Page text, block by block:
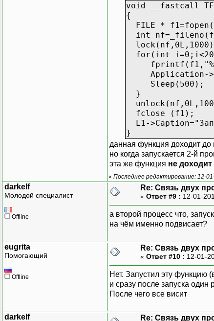
void __fastcall
{
FILE *
int
for(int
Application-
Sleep(500);
}
fclose (f1);
L1-
}
данная функция доходит до
но когда запускается 2-й
эта же функция не
« Последнее редактирование: 12-
darkelf
Молодой специалист
Offline
Re: Связь двух
« Ответ #9 : 12-01-
а второй процесс что,
на чём именно подвисает?
eugrita
Помогающий
Offline
Re: Связь двух
« Ответ #10 : 12-01-
Нет. Запустил эту функцию
и сразу после запуска
После чего все висит
darkelf Re: Связь двух